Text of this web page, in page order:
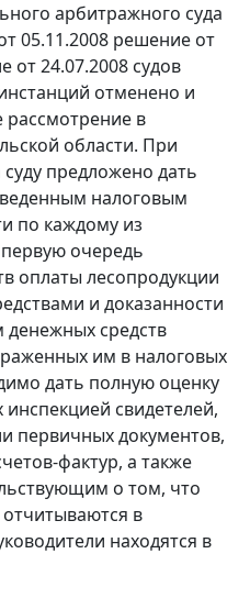
арбитражного суда
05.11.2008 решение от
от 24.07.2008 судов
отменено и
рассмотрение в
области. При
предложено дать
налоговым
по каждому из
очередь
оплаты лесопродукции
и доказанности
денежных средств
им в налоговых
дать полную оценку
свидетелей,
первичных документов,
фактур, а также
о том, что
в
находятся в